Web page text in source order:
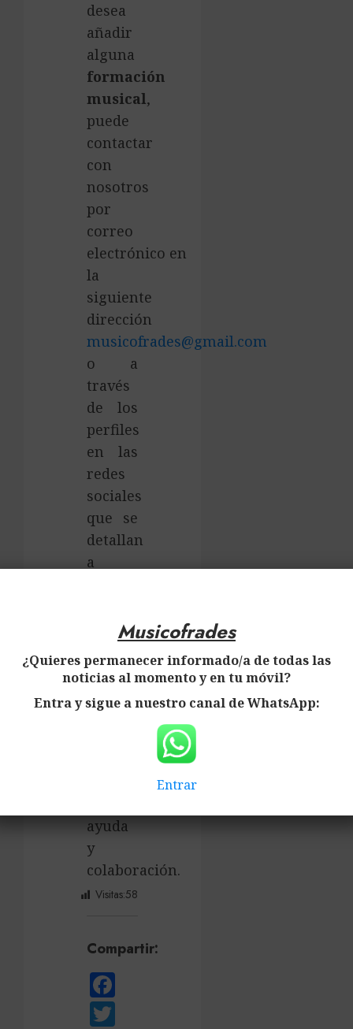
desea
añadir
alguna
formación
musical,
puede
contactar
con
nosotros
por
correo
electrónico en
la
siguiente
dirección
musicofrades@gmail.com
o a
través
de los
perfiles
en las
redes
sociales
que se
detallan
a
Musicofrades
Musicofrades
Agradecemos
ayuda
y
colaboración.
Visitas:58
Compartir:
Musicofrades
¿Quieres permanecer informado/a de todas las
noticias al momento y en tu móvil?
Entra y sigue a nuestro canal de WhatsApp:
Entrar